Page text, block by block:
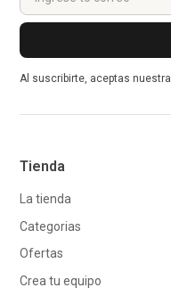
Al suscribirte, aceptas nuestra
Tienda
La tienda
Categorias
Ofertas
Crea tu equipo